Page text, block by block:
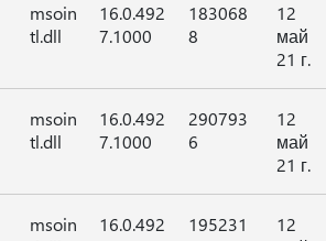
msoin
tl.dll
16.0.492
7.1000
183068
8
12
май
21 г.
msoin
tl.dll
16.0.492
7.1000
290793
6
12
май
21 г.
msoin
16.0.492
195231
12